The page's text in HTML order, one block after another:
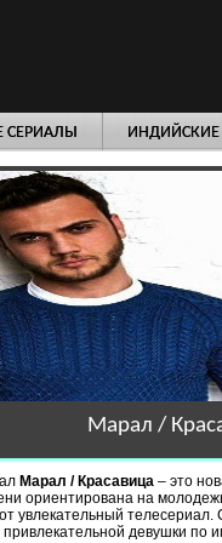
СЕРИАЛЫ
Марал /
Марал / Красавица – это
ориентирована на
увлекательный
привлекательной девушки по